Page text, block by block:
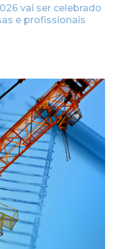
vai ser celebrado
e profissionais